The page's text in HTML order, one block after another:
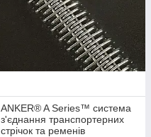
ANKER® A Series™ система
з'єднання транспортерних
стрічок та ременів